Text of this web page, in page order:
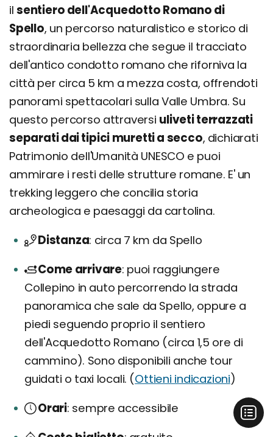
il sentiero dell'Acquedotto Romano di
Spello, un percorso naturalistico e storico di
straordinaria bellezza che segue il tracciato
dell'antico condotto romano che riforniva la
città per circa 5 km a mezza costa, offrendoti
panorami spettacolari sulla Valle Umbra. Su
questo percorso attraversi uliveti terrazzati
separati dai tipici muretti a secco, dichiarati
Patrimonio dell'Umanità UNESCO e puoi
ammirare i resti delle strutture romane. E' un
trekking leggero che concilia storia
archeologica e paesaggi da cartolina.
Distanza circa 7 km da Spello
Come arrivare puoi raggiungere
Collepino in auto percorrendo la strada
panoramica che sale da Spello, oppure a
piedi seguendo proprio il sentiero
dell'Acquedotto Romano (circa 1,5 ore di
cammino). Sono disponibili anche tour
guidati o taxi locali. (Ottieni indicazioni)
Orari sempre accessibile